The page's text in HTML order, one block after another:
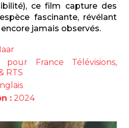
ce film capture des
fascinante, révélant
jamais observés.
France Télévisions,
RTS
: 2024